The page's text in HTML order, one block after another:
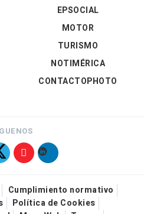
EPSOCIAL
MOTOR
TURISMO
NOTIMÉRICA
CONTACTOPHOTO
Cumplimiento normativo
Política de Cookies